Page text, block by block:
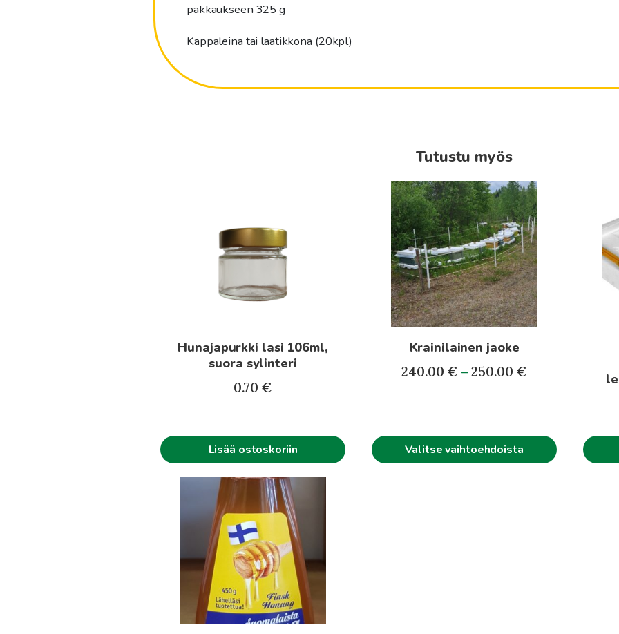
pakkaukseen 325 g
Kappaleina tai laatikkona (20kpl)
Tutustu myös
Hunajapurkki lasi 106ml,
suora sylinteri
0.70 €
Lisää ostoskoriin
Krainilainen jaoke
240.00 € – 250.00 €Hintaluokka:
Valitse vaihtoehdoista
Tällä
tuotteella
useampi
muunnelma.
Voit
tehdä
valinnat
tuotteen